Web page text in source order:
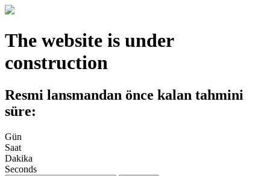
The website is under
construction
Resmi lansmandan önce kalan tahmini
süre:
Gün
Saat
Dakika
Seconds